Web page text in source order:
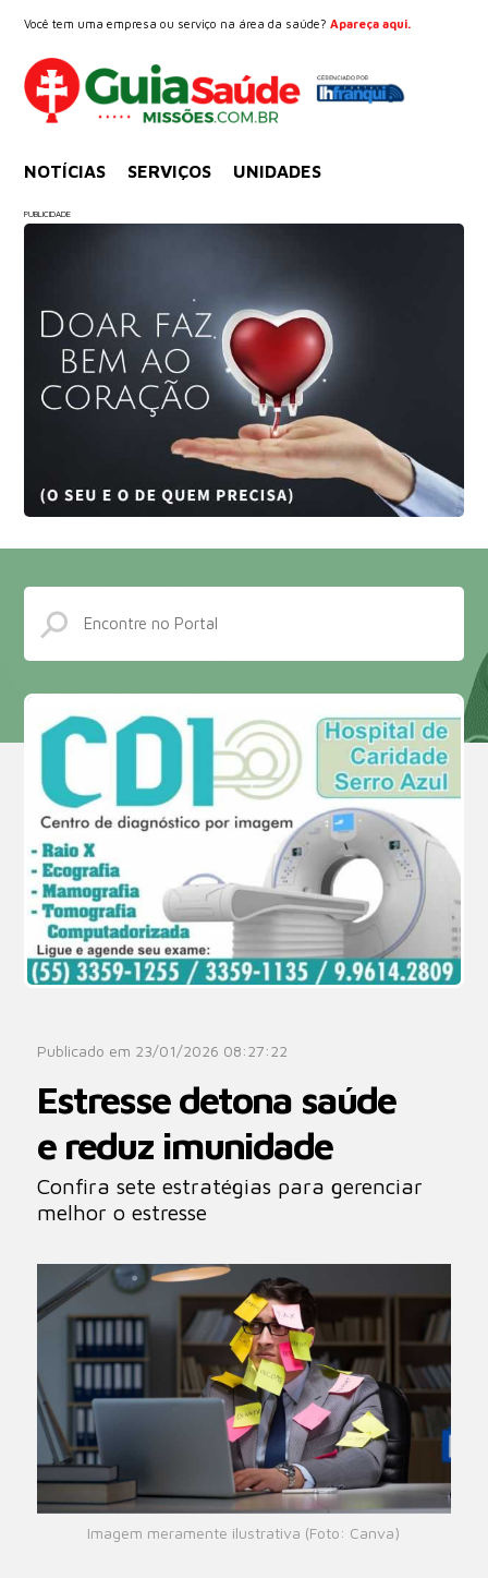
Você tem uma empresa ou serviço na área da saúde?Apareça aqui.
NOTÍCIAS SERVIÇOS UNIDADES
PUBLICIDADE
Publicado em 23/01/2026 08:27:22
Estresse detona saúde
e reduz imunidade
Confira sete estratégias para gerenciar
melhor o estresse
Imagem meramente ilustrativa (Foto: Canva)